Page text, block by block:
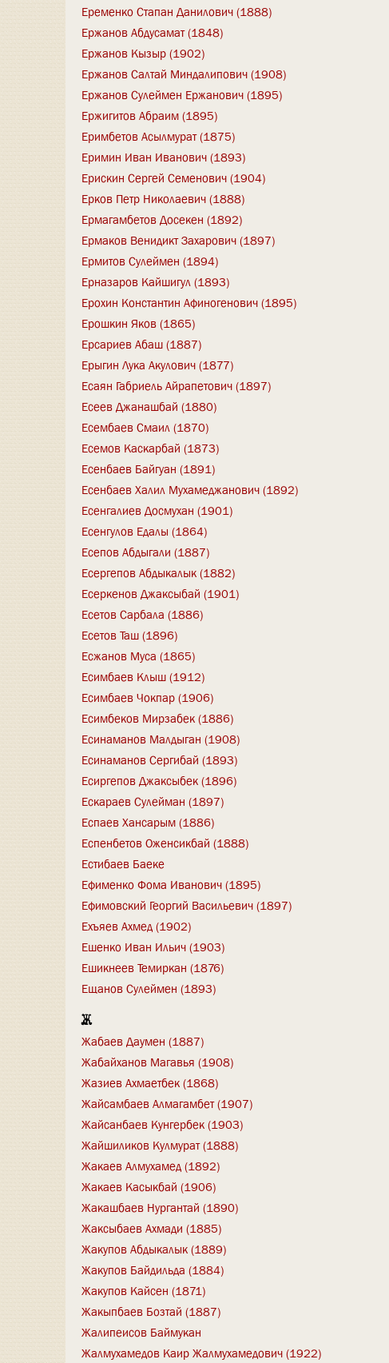
Еременко Стапан Данилович (1888)
Ержанов Абдусамат (1848)
Ержанов Кызыр (1902)
Ержанов Салтай Миндалипович (1908)
Ержанов Сулеймен Ержанович (1895)
Ержигитов Абраим (1895)
Еримбетов Асылмурат (1875)
Еримин Иван Иванович (1893)
Ерискин Сергей Семенович (1904)
Ерков Петр Николаевич (1888)
Ермагамбетов Досекен (1892)
Ермаков Венидикт Захарович (1897)
Ермитов Сулеймен (1894)
Ерназаров Кайшигул (1893)
Ерохин Константин Афиногенович (1895)
Ерошкин Яков (1865)
Ерсариев Абаш (1887)
Ерыгин Лука Акулович (1877)
Есаян Габриель Айрапетович (1897)
Есеев Джанашбай (1880)
Есембаев Смаил (1870)
Есемов Каскарбай (1873)
Есенбаев Байгуан (1891)
Есенбаев Халил Мухамеджанович (1892)
Есенгалиев Досмухан (1901)
Есенгулов Едалы (1864)
Есепов Абдыгали (1887)
Есергепов Абдыкалык (1882)
Есеркенов Джаксыбай (1901)
Есетов Сарбала (1886)
Есетов Таш (1896)
Есжанов Муса (1865)
Есимбаев Клыш (1912)
Есимбаев Чокпар (1906)
Есимбеков Мирзабек (1886)
Есинаманов Малдыган (1908)
Есинаманов Сергибай (1893)
Есиргепов Джаксыбек (1896)
Ескараев Сулейман (1897)
Еспаев Хансарым (1886)
Еспенбетов Оженсикбай (1888)
Естибаев Баеке
Ефименко Фома Иванович (1895)
Ефимовский Георгий Васильевич (1897)
Ехъяев Ахмед (1902)
Ешенко Иван Ильич (1903)
Ешикнеев Темиркан (1876)
Ещанов Сулеймен (1893)
Ж
Жабаев Даумен (1887)
Жабайханов Магавья (1908)
Жазиев Ахмаетбек (1868)
Жайсамбаев Алмагамбет (1907)
Жайсанбаев Кунгербек (1903)
Жайшиликов Кулмурат (1888)
Жакаев Алмухамед (1892)
Жакаев Касыкбай (1906)
Жакашбаев Нургантай (1890)
Жаксыбаев Ахмади (1885)
Жакупов Абдыкалык (1889)
Жакупов Байдильда (1884)
Жакупов Кайсен (1871)
Жакыпбаев Бозтай (1887)
Жалипеисов Баймукан
Жалмухамедов Каир Жалмухамедович (1922)